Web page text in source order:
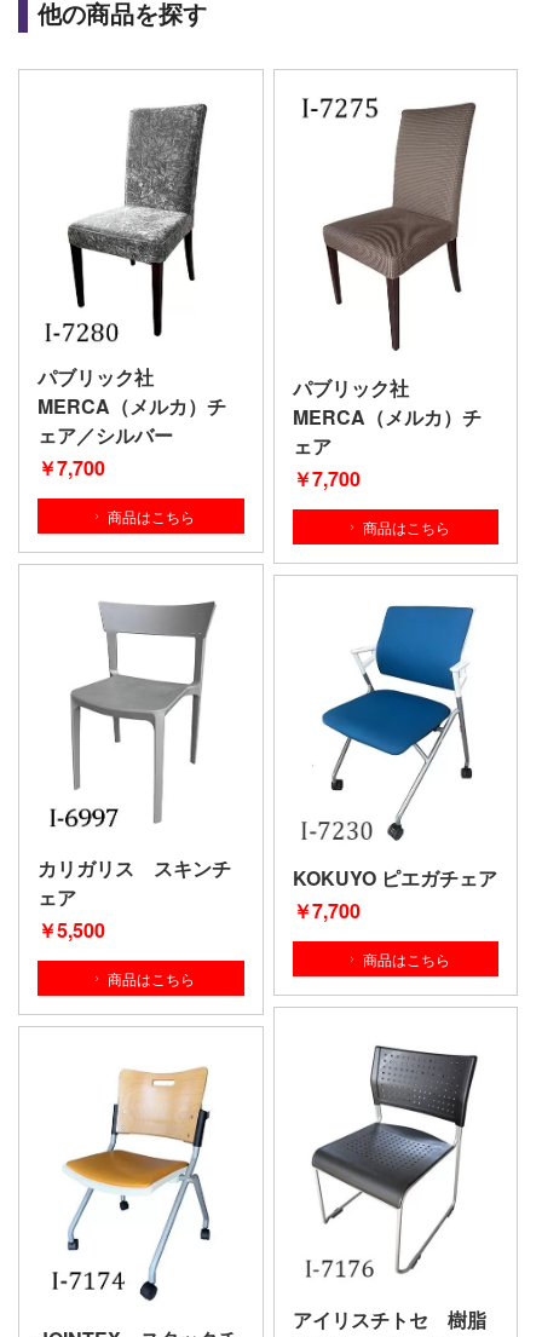
他の商品を探す
パブリック社
MERCA（メルカ）チ
ェア／シルバー
￥7,700
商品はこちら
パブリック社
MERCA（メルカ）チ
ェア
￥7,700
商品はこちら
カリガリス スキンチ
ェア
￥5,500
商品はこちら
KOKUYO ピエガチェア
￥7,700
商品はこちら
アイリスチトセ 樹脂